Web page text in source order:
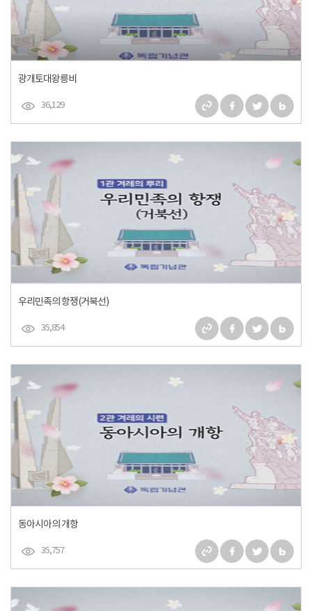
광개토대왕릉비
36,129
우리민족의 항쟁(거북선)
35,854
동아시아의 개항
35,757